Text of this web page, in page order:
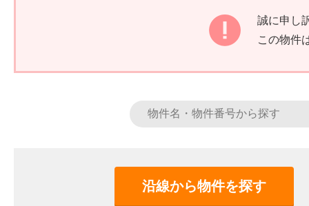
誠に申し
この物件
沿線から物件を探す